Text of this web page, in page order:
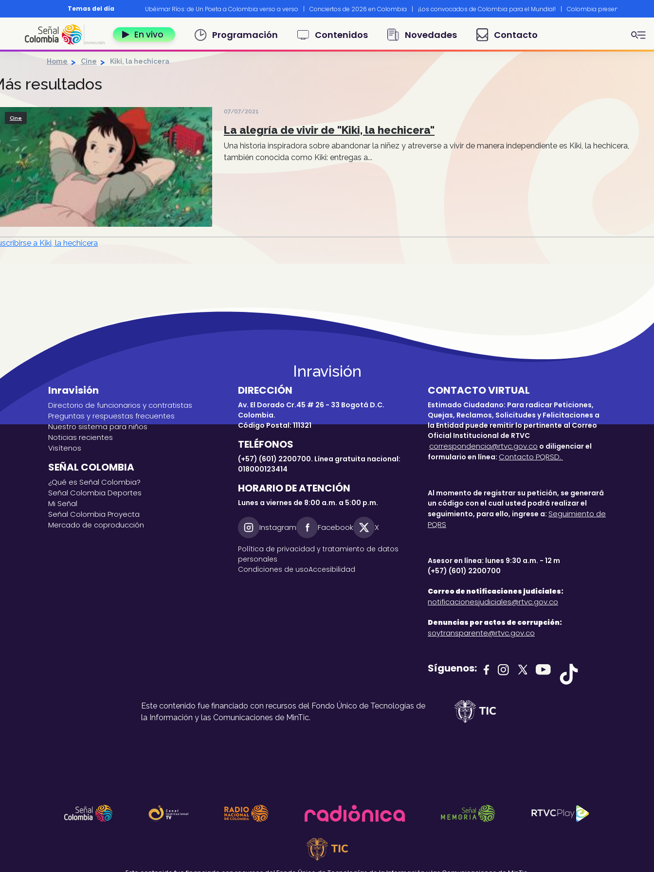
Pasar al contenido principal
Temas del día
Diccionario nariñense | Murió Leo Dan Ubéimar Ríos: de Un Poeta a Colombia verso a verso | Conciertos de 2026 en Colombia | ¡Los convocados de Colombia para el Mundial! | Colombia presente en
En vivo Navegación principalProgramación Contenidos Novedades Contacto
Home Cine Kiki, la hechicera
resultados
Cine
07/07/2021
La alegría de vivir de "Kiki, la hechicera"
Una historia inspiradora sobre abandonar la niñez y atreverse a vivir de manera independiente es Kiki, la hechicera,
también conocida como Kiki: entregas a...
a Kiki, la hechicera
Inravisión
Inravisión
Directorio de funcionarios y contratistas
Preguntas y respuestas frecuentes
Nuestro sistema para niños
Noticias recientes
Visítenos
SEÑAL COLOMBIA
¿Qué es Señal Colombia?
Señal Colombia Deportes
Mi Señal
Señal Colombia Proyecta
Mercado de coproducción
DIRECCIÓN
Av. El Dorado Cr.45 # 26 - 33 Bogotá D.C.
Colombia.
Código Postal: 111321
TELÉFONOS
(+57) (601) 2200700. Línea gratuita nacional:
018000123414
HORARIO DE ATENCIÓN
Lunes a viernes de 8:00 a.m. a 5:00 p.m.
Instagram Facebook X
Política de privacidad y tratamiento de datos
personales
Condiciones de usoAccesibilidad
CONTACTO VIRTUAL
Estimado Ciudadano: Para radicar Peticiones,
Quejas, Reclamos, Solicitudes y Felicitaciones a
la Entidad puede remitir lo pertinente al Correo
Oficial Institucional de RTVC
correspondencia@rtvc.gov.co o diligenciar el
formulario en línea: Contacto PQRSD.
Al momento de registrar su petición, se generará
un código con el cual usted podrá realizar el
seguimiento, para ello, ingrese a: Seguimiento de
PQRS
Asesor en línea: lunes 9:30 a.m. - 12 m
(+57) (601) 2200700
Correo de notificaciones judiciales:
notificacionesjudiciales@rtvc.gov.co
Denuncias por actos de corrupción:
soytransparente@rtvc.gov.co
Síguenos:
Este contenido fue financiado con recursos del Fondo Único de Tecnologías de
la Información y las Comunicaciones de MinTic.